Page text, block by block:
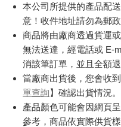
本公司所提供的產品配
意！收件地址請勿為郵政
商品將由廠商透過貨運
無法送達，經電話或 E-
消該筆訂單，並且全額退
當廠商出貨後，您會收
單查詢】確認出貨情況。
產品顏色可能會因網頁
參考，商品依實際供貨樣